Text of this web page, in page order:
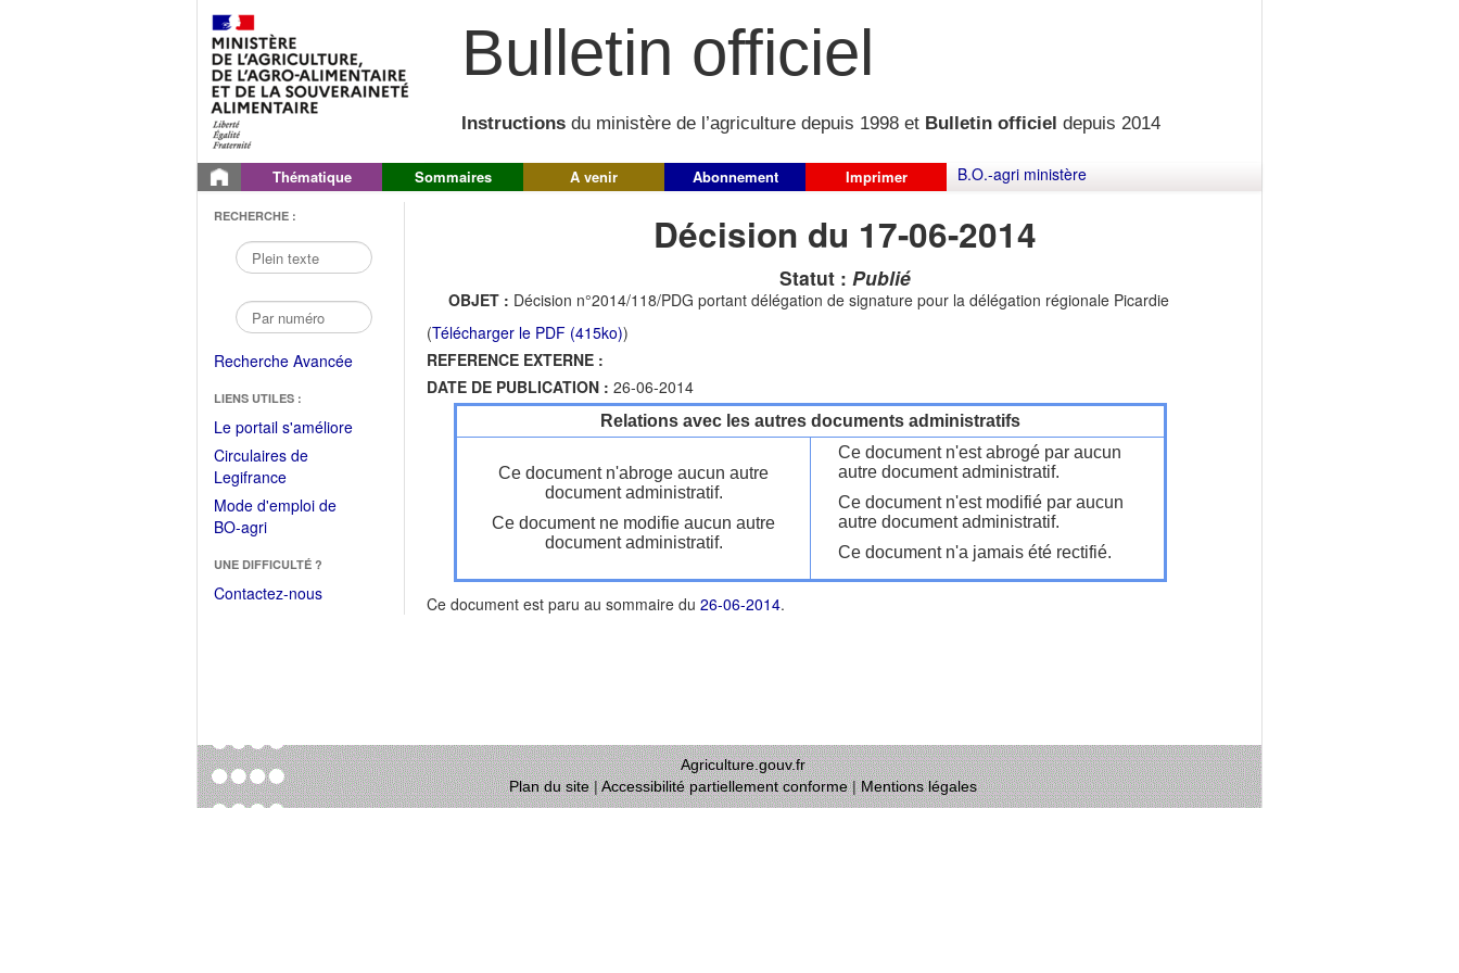
Bulletin officiel
Instructions du ministère de l’agriculture depuis 1998 et Bulletin officiel depuis 2014
Thématique Sommaires A venir Abonnement Imprimer B.O.-agri ministère
RECHERCHE :
Recherche Avancée
LIENS UTILES :
Le portail s'améliore(Fichier
Circulaires de
Legifrance(Ouvrir
dans
une
fenêtre)
Mode d'emploi de
BO-agri(Ouvrir
une
nouvelle
UNE DIFFICULTÉ ?
Contactez-nous
Décision du 17-06-2014
Statut : Publié
OBJET : Décision n°2014/118/PDG portant délégation de signature pour la délégation régionale Picardie
(Télécharger le PDF (415ko))
REFERENCE EXTERNE :
DATE DE PUBLICATION : 26-06-2014
Relations avec les autres documents administratifs
Ce document n'abroge aucun autre
document administratif.
Ce document ne modifie aucun autre
document administratif.
Ce document n'est abrogé par aucun
autre document administratif.
Ce document n'est modifié par aucun
autre document administratif.
Ce document n'a jamais été rectifié.
Ce document est paru au sommaire du 26-06-2014.
Agriculture.gouv.fr
Plan du site|Accessibilité partiellement conforme|Mentions légales